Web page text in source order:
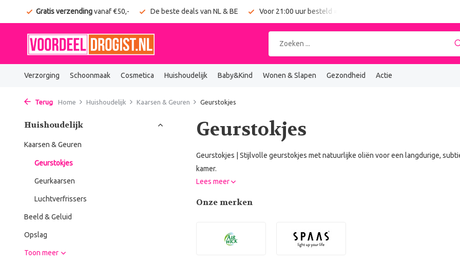
Gratis verzendingvanaf €50,- De beste deals van NL & BE Voor 21:00 uur besteld = vandaag verzonden
Verzorging Schoonmaak Cosmetica Huishoudelijk Baby&Kind Wonen & Slapen Gezondheid Actie
Terug Home Huishoudelijk Kaarsen & Geuren Geurstokjes
Huishoudelijk
Kaarsen & Geuren
Geurstokjes
Geurkaarsen
Luchtverfrissers
Beeld & Geluid
Opslag
Toon meer
Geurstokjes
Geurstokjes | Stijlvolle geurstokjes met natuurlijke oliën voor een langdurige,
kamer.
Lees meer
Onze merken